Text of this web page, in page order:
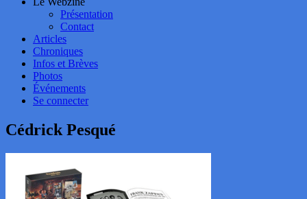
Présentation
Contact
Articles
Chroniques
Infos et Brèves
Photos
Événements
Se connecter
Cédrick Pesqué